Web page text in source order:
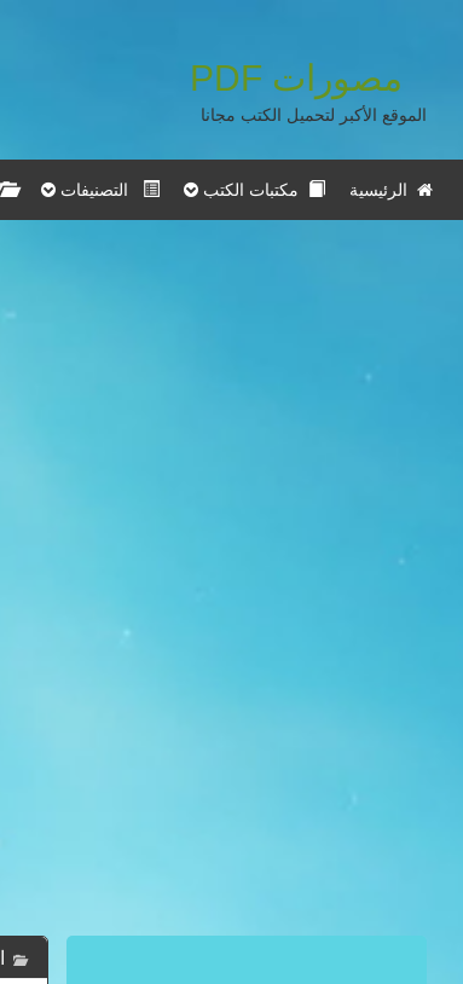
مصورات PDF
الموقع الأكبر لتحميل الكتب مجانا
الرئيسية مكتبات الكتب التصنيفات